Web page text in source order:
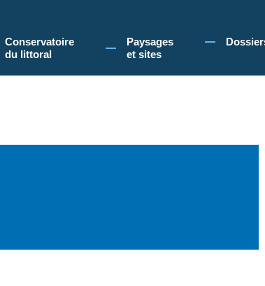
du littoral, vous acceptez l'utilisation de cookies pour vous
Conservatoire
du littoral
Paysages
et sites